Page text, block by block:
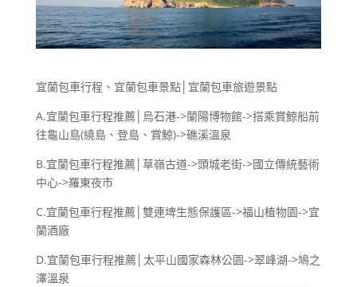
宜蘭包車行程、宜蘭包車景點│宜蘭包車旅遊景點
A.宜蘭包車行程推薦│烏石港->蘭陽博物館->搭乘賞鯨船前
往龜山島(繞島、登島、賞鯨)->礁溪溫泉
B.宜蘭包車行程推薦│草嶺古道->頭城老街->國立傳統藝術
中心->羅東夜市
C.宜蘭包車行程推薦│雙連埤生態保護區->福山植物園->宜
蘭酒廠
D.宜蘭包車行程推薦│太平山國家森林公園->翠峰湖->鳩之
澤溫泉